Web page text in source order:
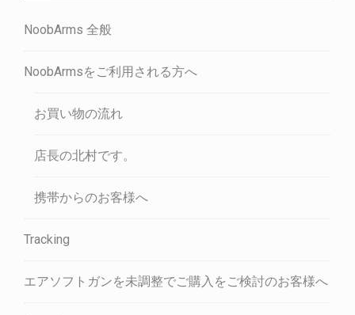
NoobArms 全般
NoobArmsをご利用される方へ
お買い物の流れ
店長の北村です。
携帯からのお客様へ
Tracking
エアソフトガンを未調整でご購入をご検討のお客様へ